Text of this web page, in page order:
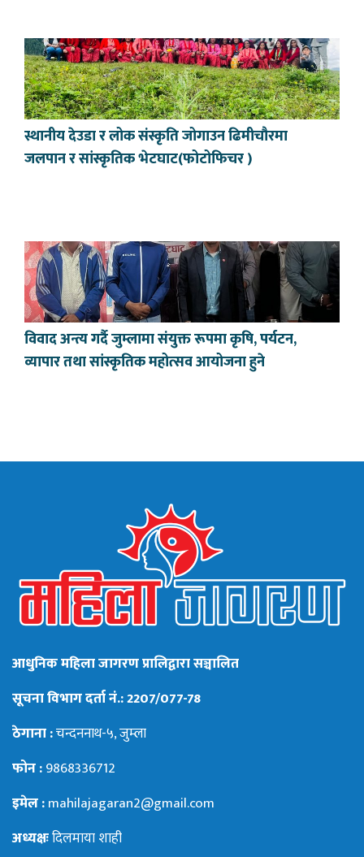
स्थानीय देउडा र लोक संस्कृति जोगाउन ढिमीचौरमा
जलपान र सांस्कृतिक भेटघाट(फोटोफिचर )
विवाद अन्त्य गर्दै जुम्लामा संयुक्त रूपमा कृषि, पर्यटन,
व्यापार तथा सांस्कृतिक महोत्सव आयोजना हुने
आधुनिक महिला जागरण प्रालिद्वारा सञ्चालित
सूचना विभाग दर्ता नं.: 2207/077-78
ठेगाना :चन्दननाथ-५, जुम्ला
फोन :9868336712
इमेल :mahilajagaran2@gmail.com
अध्यक्षःदिलमाया शाही